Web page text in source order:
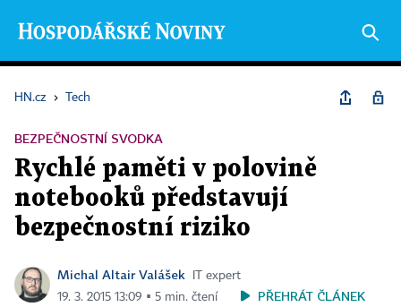
HN.cz › Tech
BEZPEČNOSTNÍ SVODKA
Rychlé paměti v polovině
notebooků představují
bezpečnostní riziko
Michal Altair Valášek
IT expert
19. 3. 2015 13:09 ▪ 5 min. čtení
PŘEHRÁT ČLÁNEK